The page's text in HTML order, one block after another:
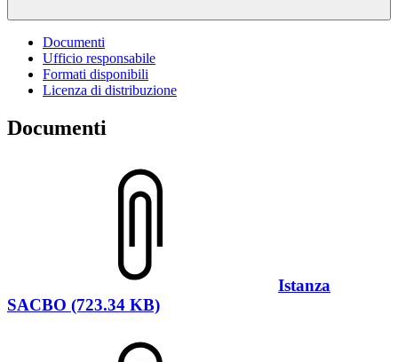
Documenti
Ufficio responsabile
Formati disponibili
Licenza di distribuzione
Documenti
Istanza
SACBO (723.34 KB)